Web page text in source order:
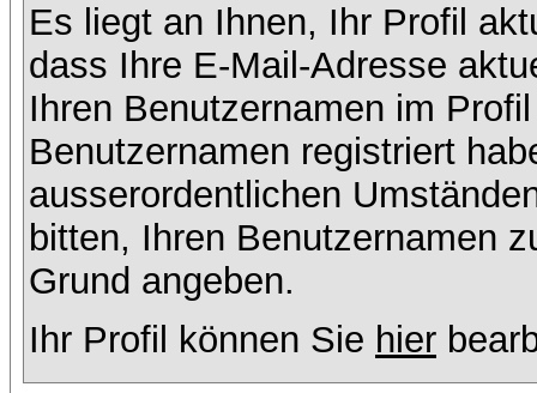
Es liegt an Ihnen, Ihr Profil
dass Ihre E-Mail-Adresse
Ihren Benutzernamen im
Benutzernamen registriert
ausserordentlichen
bitten, Ihren Benutzernamen
Grund angeben.
Ihr Profil können Sie hier